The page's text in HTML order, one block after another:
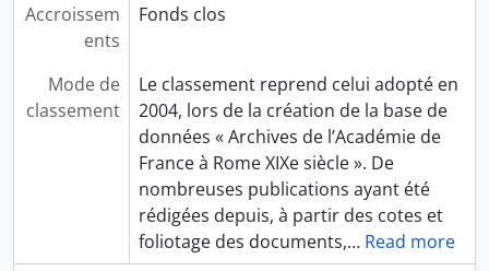
Accroissem
ents
Fonds clos
Mode de
classement
Le classement reprend celui adopté en
2004, lors de la création de la base de
données « Archives de l’Académie de
France à Rome XIXe siècle ». De
nombreuses publications ayant été
rédigées depuis, à partir des cotes et
foliotage des documents,… Read more